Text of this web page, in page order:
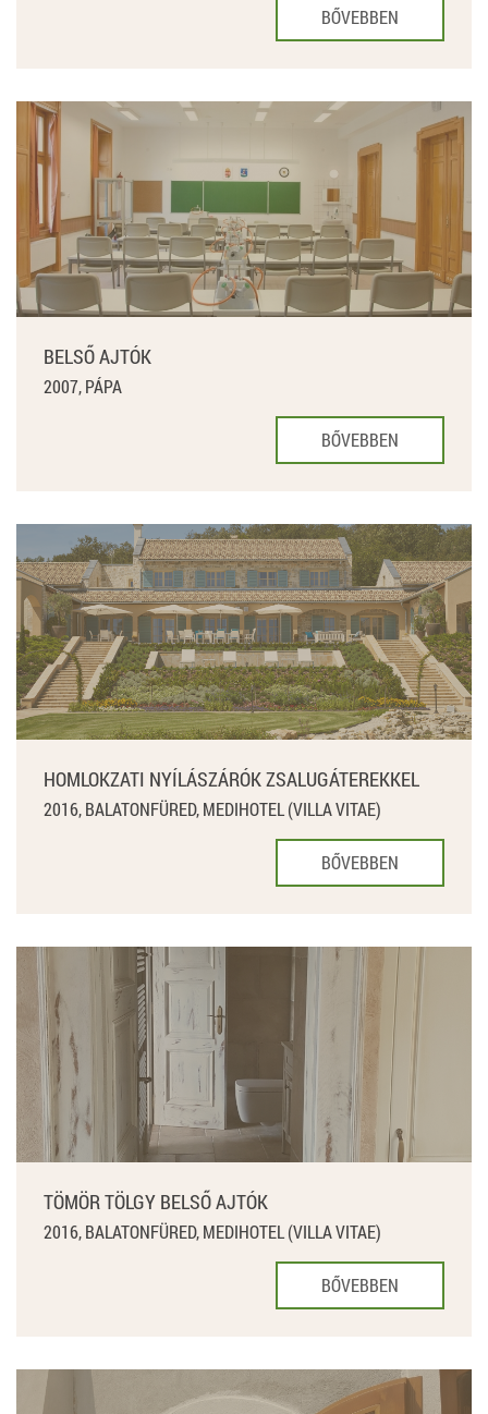
BŐVEBBEN
BELSŐ AJTÓK
2007, PÁPA
BŐVEBBEN
HOMLOKZATI NYÍLÁSZÁRÓK ZSALUGÁTEREKKEL
2016, BALATONFÜRED, MEDIHOTEL (VILLA VITAE)
BŐVEBBEN
TÖMÖR TÖLGY BELSŐ AJTÓK
2016, BALATONFÜRED, MEDIHOTEL (VILLA VITAE)
BŐVEBBEN